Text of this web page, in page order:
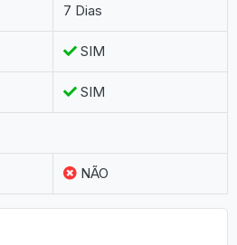
7 Dias
SIM
SIM
NÃO